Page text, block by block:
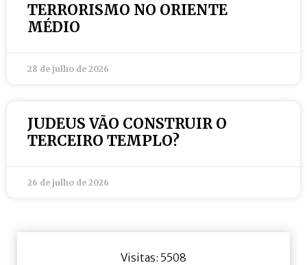
TERRORISMO NO ORIENTE
MÉDIO
28 de julho de 2026
JUDEUS VÃO CONSTRUIR O
TERCEIRO TEMPLO?
26 de julho de 2026
Visitas: 5508